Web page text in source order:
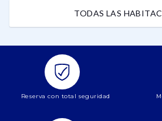
TODAS LAS
Reserva con total seguridad